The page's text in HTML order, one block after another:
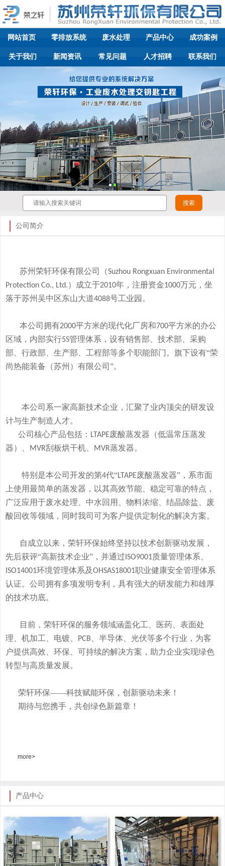
网站首页 零排放系统 废水处理 产品中心 成功案例
关于我们 新闻资讯 常见问题 人才招聘 联系我们
公司简介
苏州荣轩环保有限公司（Suzhou Rongxuan Environmental
Protection Co., Ltd.）成立于2010年，注册资金1000万元，坐
落于苏州吴中区东山大道4088号工业园。
本公司拥有2000平方米的现代化厂房和700平方米的办公
区域，内部实行5S管理体系，设有销售部、技术部、采购
部、行政部、生产部、工程部等多个职能部门。旗下设有“荣
尚热能装备（苏州）有限公司”。
本公司系一家高新技术企业，汇聚了业内顶尖的研发设
计与生产制造人才。
公司核心产品包括： LTAPE废酸蒸发器 （低温常压蒸发
器）、
MVR刮板烘干机、 MVR蒸发器。
特别是本公司开发的第4代“LTAPE废酸蒸发器” ，系市面
上使用最简单的蒸发器， 以其高效节能、稳定可靠的特点，
广泛应用于废水处理、中水回用、物料浓缩、结晶除盐、废
酸回收等领域， 同时我司可为客户提供定制化的解决方案。
自成立以来，荣轩环保始终坚持以技术创新驱动发展，
先后获评“高新技术企业”，并通过 ISO9001质量管理体系、
ISO14001环境管理体系及OHSAS18001职业健康安全管理体系
认证。公司拥有多项发明专利，具有强大的研发能力和雄厚
的技术功底。
目前，荣轩环保的服务领域涵盖化工、医药、表面处
理、机加工、电镀、
PCB
、半导体、光伏等多个行业，为客
户提供高效、环保、可持续的解决方案，助力企业实现绿色
转型与高质量发展。
荣轩环保——科技赋能环保，创新驱动未来！
期待与您携手，共创绿色新篇章！
more>
产品中心